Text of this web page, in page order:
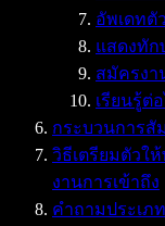
อัพเดทตั
แสดงทั
สมัครงา
เรียนรู้ต่
กระบวนการสั
วิธีเตรียมตัวใ
งานการเข้าถึง
คำถามประเภ